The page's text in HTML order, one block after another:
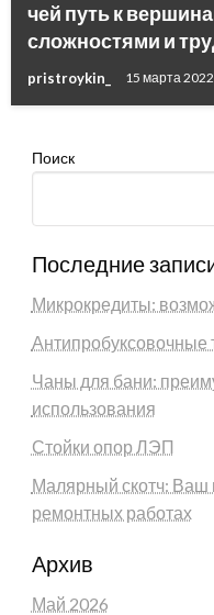
чей путь к
сложностями и
pristroykin_ 15 марта 2022
Поиск
Последние
Микрокредиты:
Антипробуксовочные
Чаны для бани:
использования
Стойки опор ЛЭП
Малярный скотч:
ремонтных работах
Архив
Май 2026